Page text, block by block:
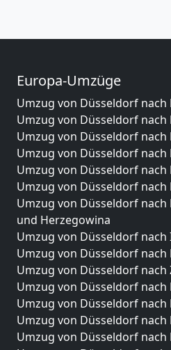
Europa-Umzüge
Umzug von Düsseldorf nach
Umzug von Düsseldorf nach
Umzug von Düsseldorf nach
Umzug von Düsseldorf nach
Umzug von Düsseldorf nach
Umzug von Düsseldorf nach
Umzug von Düsseldorf nach
und Herzegowina
Umzug von Düsseldorf nach
Umzug von Düsseldorf nach
Umzug von Düsseldorf nach
Umzug von Düsseldorf nach
Umzug von Düsseldorf nach
Umzug von Düsseldorf nach
Umzug von Düsseldorf nach